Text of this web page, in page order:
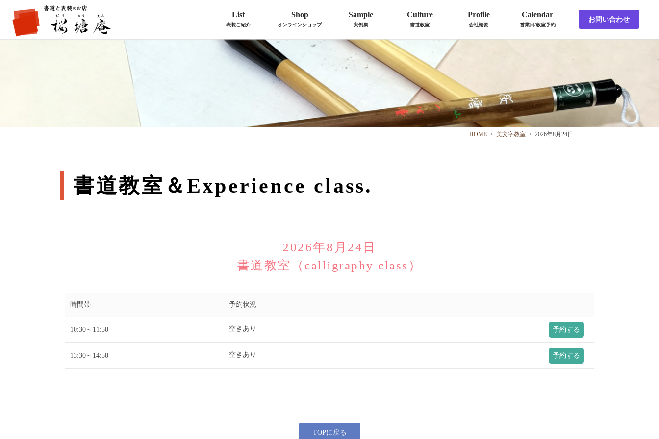
List
表装ご紹介
Shop
オンラインショップ
Sample
実例集
Culture
書道教室
Profile
会社概要
Calendar
営業日/教室予約
お問い合わせ
HOME > 美文字教室 > 2026年8月24日
書道教室＆Experience class.
2026年8月24日
書道教室（calligraphy class）
時間帯 予約状況
10:30～11:50 空きあり 予約する
13:30～14:50 空きあり 予約する
TOPに戻る